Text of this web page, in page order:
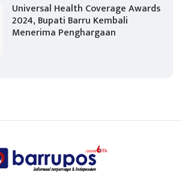
Universal Health Coverage Awards
2024, Bupati Barru Kembali
Menerima Penghargaan